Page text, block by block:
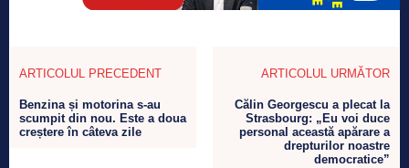
ARTICOLUL PRECEDENT
Benzina și motorina s-au
scumpit din nou. Este a doua
creștere în câteva zile
ARTICOLUL URMĂTOR
Călin Georgescu a plecat la
Strasbourg: „Eu voi duce
personal această apărare a
drepturilor noastre
democratice”